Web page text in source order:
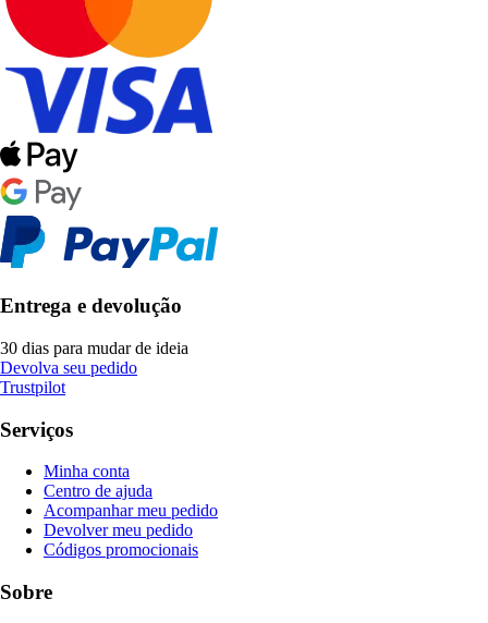
Entrega e devolução
30 dias para mudar de ideia
Devolva seu pedido
Trustpilot
Serviços
Minha conta
Centro de ajuda
Acompanhar meu pedido
Devolver meu pedido
Códigos promocionais
Sobre